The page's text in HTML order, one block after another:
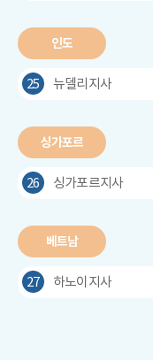
인도
25 뉴델리지사
싱가포르
26 싱가포르지사
베트남
27 하노이지사